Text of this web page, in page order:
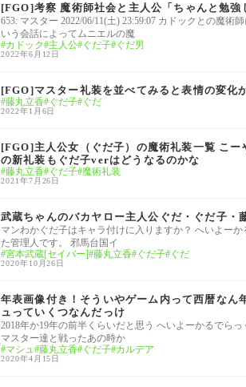
[FGO]考察 魔術師社会と主人公「ちゃんと勉強
653: マスター 2022/06/11(土) 23:59:07 カドックとの魔術
いう会話によってムニエルの魔
カドック 主人公 ぐだ子 ぐだ男
2022年6月12日
[FGO]マスター礼装を並べてみると表情の変化
藤丸立香 ぐだ子 ぐだ
2022年1月6日
[FGO]主人公女（ぐだ子）の魔術礼装一覧 こ
の新礼装もぐだ子verはどうなるのかな
藤丸立香 ぐだ子 魔術礼装
2021年7月26日
武蔵ちゃんのバカヤロー主人公ぐだ・ぐだ子・
マンわかぐだ子はキャラ付けに入りますか？ へいよー
た管理人です。 邪馬台国イ
宮本武蔵[セイバー] 藤丸立香 ぐだ子 ぐだ
2020年10月26日
年表画像付き！そういやゲーム内って西暦な
ュっていくつなんだっけ
2018年か19年の前半くらいだと思う へいよーかるでら
マスター達と戦ったあの時か
マシュ
藤丸立香 ぐだ子 カルデア
2020年4月15日